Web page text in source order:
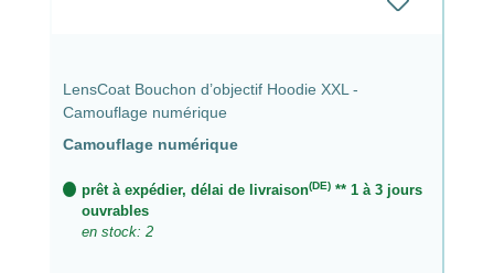
LensCoat Bouchon d’objectif Hoodie XXL -
Camouflage numérique
Camouflage numérique
prêt à expédier, délai de livraison(DE)** 1 à 3 jours
ouvrables
en stock: 2